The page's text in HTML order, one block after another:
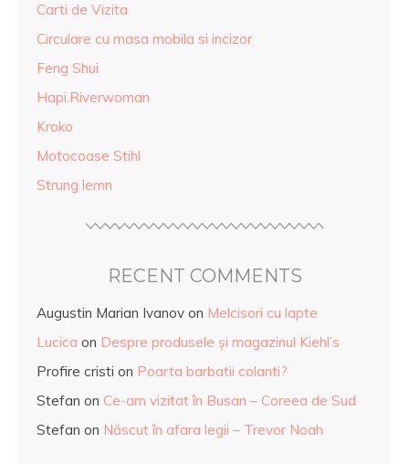
Carti de Vizita
Circulare cu masa mobila si incizor
Feng Shui
Hapi.Riverwoman
Kroko
Motocoase Stihl
Strung lemn
RECENT COMMENTS
Augustin Marian Ivanov on Melcisori cu lapte
Lucica on Despre produsele și magazinul Kiehl’s
Profire cristi on Poarta barbatii colanti?
Stefan on Ce-am vizitat în Busan – Coreea de Sud
Stefan on Născut în afara legii – Trevor Noah